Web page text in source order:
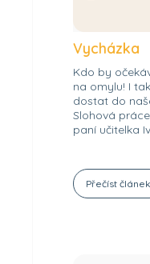
Vycházka
Kdo by
na omylu! I
dostat do
Slohová
paní učitelka
Přečíst článek